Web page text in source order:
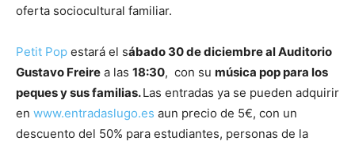
oferta sociocultural familiar.
Petit Pop estará el sábado 30 de diciembre al Auditorio
Gustavo Freire a las 18:30, con su música pop para los
peques y sus familias.Las entradas ya se pueden adquirir
en www.entradaslugo.es aun precio de 5€, con un
descuento del 50% para estudiantes, personas de la